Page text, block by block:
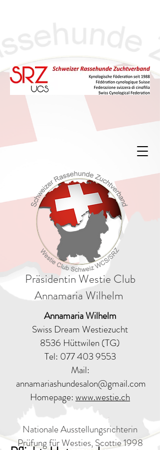
Präsidentin Westie Club
Annamaria Wilhelm
Annamaria Wilhelm
Swiss Dream Westiezucht
8536 Hüttwilen (TG)
Tel: 077 403 9553
Mail:
annamariashundesalon@gmail.com
Homepage:www.westie.ch
Nationale Ausstellungsrichterin
Prüfung für Westies, Scottie 1998